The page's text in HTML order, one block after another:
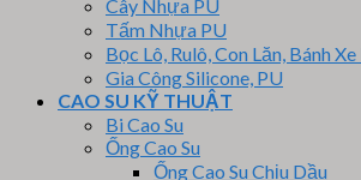
Cây Nhựa PU
Tấm Nhựa PU
Bọc Lô, Rulô, Con Lăn, Bánh
Gia Công Silicone, PU
CAO SU KỸ THUẬT
Bi Cao Su
Ống Cao Su
Ống Cao Su Chịu Dầu